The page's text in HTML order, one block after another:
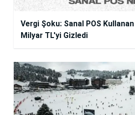
Vergi Şoku: Sanal POS
Milyar TL'yi Gizledi